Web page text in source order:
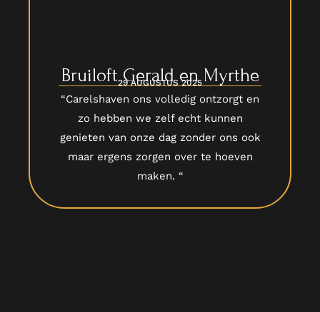
Bruiloft Gerald en Myrthe
29 AUGUSTUS 2025
“Carelshaven ons volledig ontzorgt en
zo hebben we zelf echt kunnen
genieten van onze dag zonder ons ook
maar ergens zorgen over te hoeven
maken. “